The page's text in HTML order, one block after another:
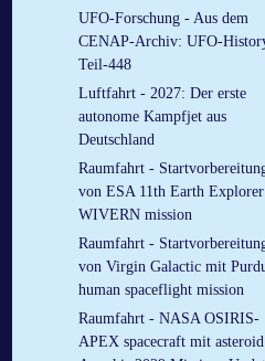
UFO-Forschung - Aus dem
CENAP-Archiv: UFO-
Teil-448
Luftfahrt - 2027: Der erste
autonome Kampfjet aus
Deutschland
Raumfahrt -
von ESA 11th Earth Explorer
WIVERN mission
Raumfahrt -
von Virgin Galactic mit
human spaceflight mission
Raumfahrt - NASA OSIRIS-
APEX spacecraft mit asteroid